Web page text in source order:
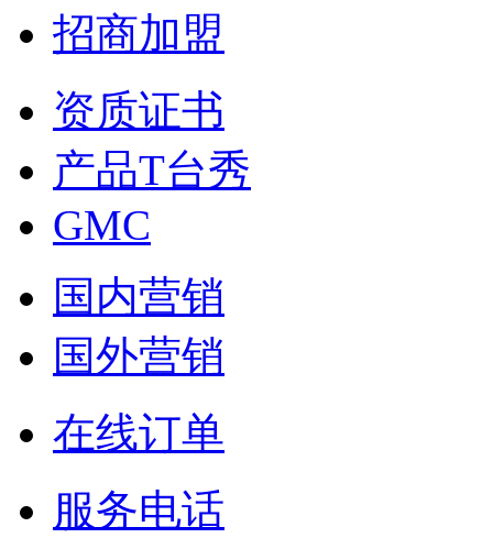
招商加盟
资质证书
产品T台秀
GMC
国内营销
国外营销
在线订单
服务电话